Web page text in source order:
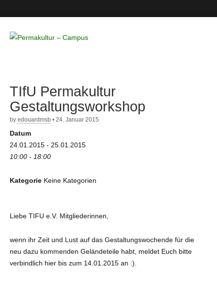
– Campus
TIfU Permakultur
Gestaltungsworkshop
by edouardmsb • 24. Januar 2015
Datum
24.01.2015 - 25.01.2015
10:00 - 18:00
Kategorie Keine Kategorien
Liebe TIFU e.V. Mitgliederinnen,
wenn ihr Zeit und Lust auf das Gestaltungswochende für die
neu dazu kommenden Geländeteile habt, meldet Euch bitte
verbindlich hier bis zum 14.01.2015 an :).